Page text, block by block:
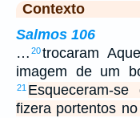
Contexto
Salmos 106
… 20trocaram
imagem de um
21 Esqueceram-
fizera portentos